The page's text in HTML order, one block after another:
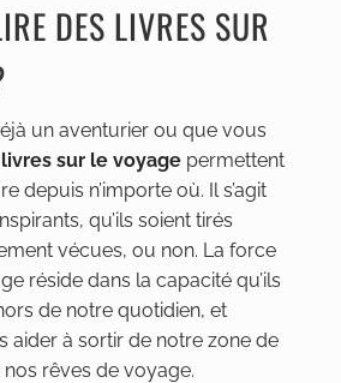
DES LIVRES SUR
un aventurier ou que vous
livres sur le voyage permettent
depuis n’importe où. Il s’agit
qu’ils soient tirés
vécues, ou non. La force
réside dans la capacité qu’ils
de notre quotidien, et
aider à sortir de notre zone de
rêves de voyage.